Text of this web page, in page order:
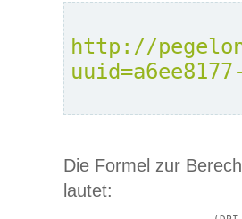
http://
Die Formel zur
lautet: